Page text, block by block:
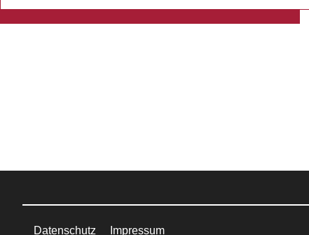
Datenschutz Impressum